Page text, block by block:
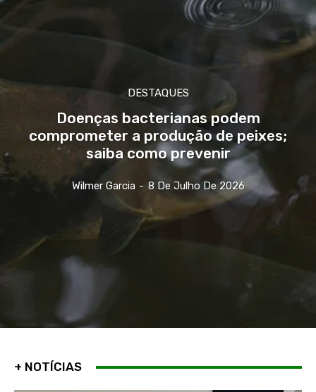
DESTAQUES
Doenças bacterianas podem
comprometer a produção de peixes;
saiba como prevenir
Wilmer Garcia - 8 De Julho De 2026
+ NOTÍCIAS